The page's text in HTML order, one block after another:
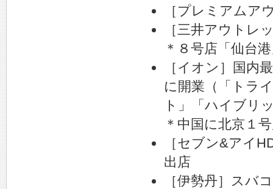
［プレミアムア
［三井アウトレ
＊８号店「仙台
［イオン］国内
に開業（「トラ
ト」「ハイブリ
＊中国に北京１
［セブン&アイ
出店
［伊勢丹］スバ